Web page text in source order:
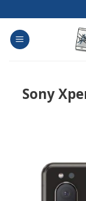
to
content
Sony